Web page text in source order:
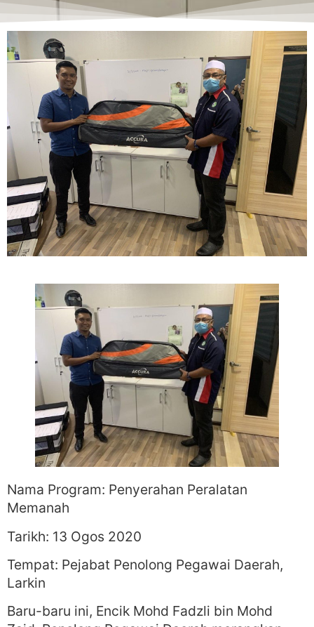
Nama Program: Penyerahan Peralatan
Memanah
Tarikh: 13 Ogos 2020
Tempat: Pejabat Penolong Pegawai Daerah,
Larkin
Baru-baru ini, Encik Mohd Fadzli bin Mohd